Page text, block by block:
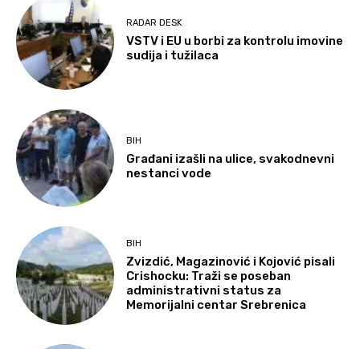
RADAR DESK
VSTV i EU u borbi za kontrolu imovine
sudija i tužilaca
BIH
Građani izašli na ulice, svakodnevni
nestanci vode
BIH
Zvizdić, Magazinović i Kojović pisali
Crishocku: Traži se poseban
administrativni status za
Memorijalni centar Srebrenica